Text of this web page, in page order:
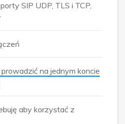
SIP UDP, TLS i TCP,
na jednym koncie
aby korzystać z